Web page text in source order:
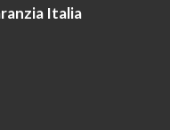
Italia